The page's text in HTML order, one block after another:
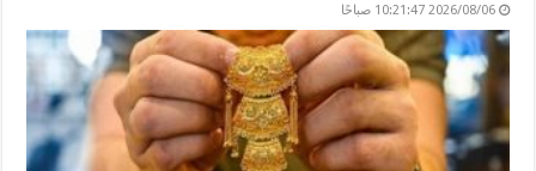
2026/08/06 10:21:47 صباحًا